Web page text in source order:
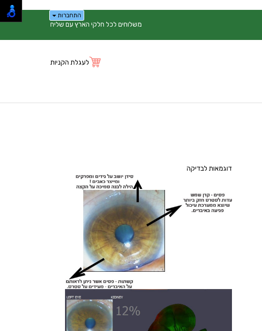
התחברות
משלוחים לכל חלקי הארץ עם שליח
לעגלת הקניות
דוגמאות לבדיקה